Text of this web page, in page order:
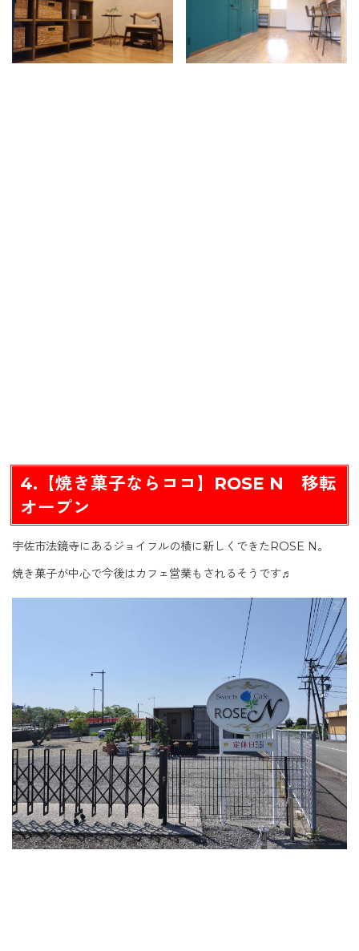
4.【焼き菓子ならココ】ROSE N 移転
オープン
宇佐市法鏡寺にあるジョイフルの横に新しくできたROSE N。
焼き菓子が中心で今後はカフェ営業もされるそうです♬